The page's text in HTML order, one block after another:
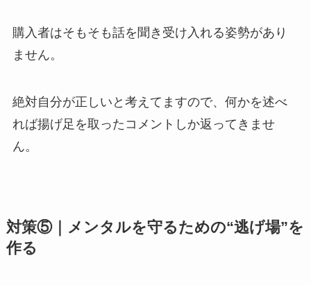
購入者はそもそも話を聞き受け入れる姿勢があり
ません。
絶対自分が正しいと考えてますので、何かを述べ
れば揚げ足を取ったコメントしか返ってきませ
ん。
対策⑤｜メンタルを守るための“逃げ場”を
作る